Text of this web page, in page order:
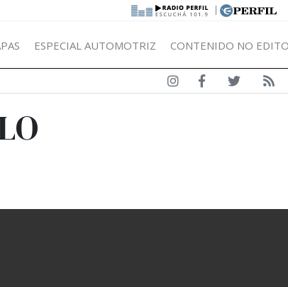
|
ESPECIAL AUTOMOTRIZ CONTENIDO NO